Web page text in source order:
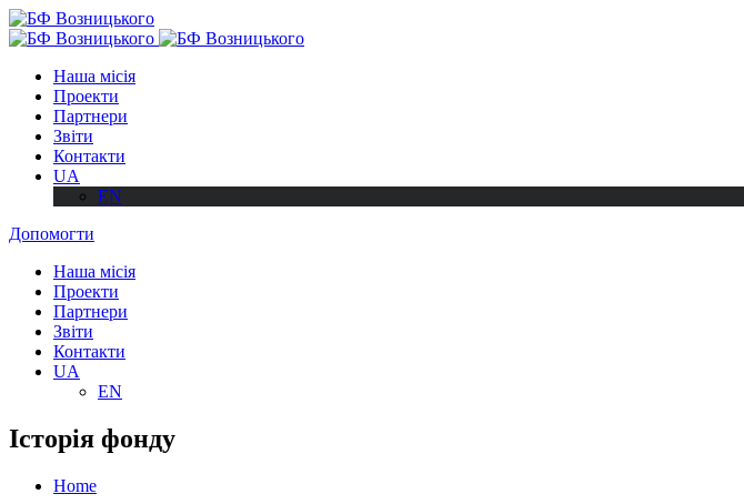
Наша місія
Проекти
Партнери
Звіти
Контакти
UA
EN
Допомогти
Наша місія
Проекти
Партнери
Звіти
Контакти
UA
EN
Історія фонду
Home